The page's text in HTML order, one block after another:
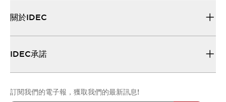
關於IDEC
IDEC承諾
訂閱我們的電子報，獲取我們的最新訊息!